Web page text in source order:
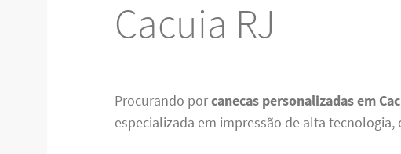
Cacuia RJ
Procurando porcanecas personalizadas em
especializada em impressão de alta tecnologia,